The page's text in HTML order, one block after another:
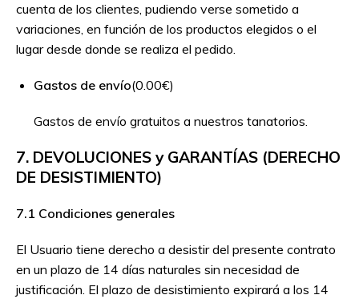
cuenta de los clientes, pudiendo verse sometido a
variaciones, en función de los productos elegidos o el
lugar desde donde se realiza el pedido.
Gastos de envío(0.00€)
Gastos de envío gratuitos a nuestros tanatorios.
7. DEVOLUCIONES y GARANTÍAS (DERECHO
DE DESISTIMIENTO)
7.1 Condiciones generales
El Usuario tiene derecho a desistir del presente contrato
en un plazo de 14 días naturales sin necesidad de
justificación. El plazo de desistimiento expirará a los 14